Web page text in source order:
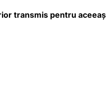
transmis pentru